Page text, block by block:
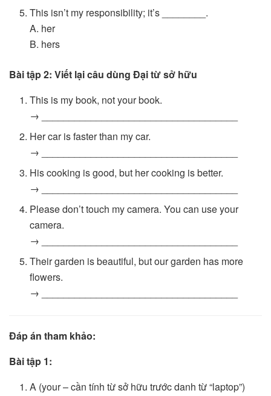
This isn’t my responsibility; it’s ________.
A. her
B. hers
Bài tập 2: Viết lại câu dùng Đại từ sở hữu
This is my book, not your book.
→ ____________________________________
Her car is faster than my car.
→ ____________________________________
His cooking is good, but her cooking is better.
→ ____________________________________
Please don’t touch my camera. You can use your
camera.
→ ____________________________________
Their garden is beautiful, but our garden has more
flowers.
→ ____________________________________
Đáp án tham khảo:
Bài tập 1:
A (your – cần tính từ sở hữu trước danh từ “laptop”)